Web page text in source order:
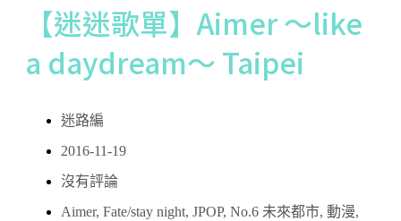
【迷迷歌單】Aimer ～like
a daydream～ Taipei
迷路編
2016-11-19
沒有評論
Aimer, Fate/stay night, JPOP, No.6 未來都市, 動漫,